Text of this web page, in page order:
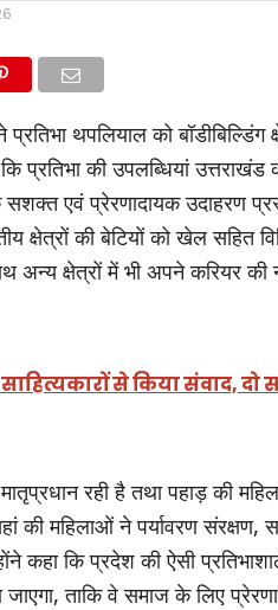
प्रतिभा थपलियाल को
प्रतिभा की उपलब्धियां
एवं प्रेरणादायक उदाहरण
क्षेत्रों की बेटियों को खेल सहित
क्षेत्रों में भी अपने करियर की
से किया संवाद, दो
रही है तथा पहाड़ की
की महिलाओं ने पर्यावरण
कहा कि प्रदेश की ऐसी
ताकि वे समाज के लिए